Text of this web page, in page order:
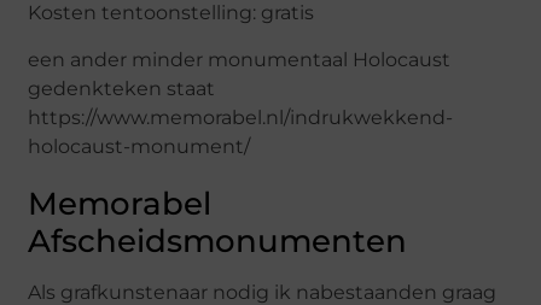
Kosten tentoonstelling: gratis
een ander minder monumentaal Holocaust
gedenkteken staat
https://www.memorabel.nl/indrukwekkend-
holocaust-monument/
Memorabel
Afscheidsmonumenten
Als grafkunstenaar nodig ik nabestaanden graag